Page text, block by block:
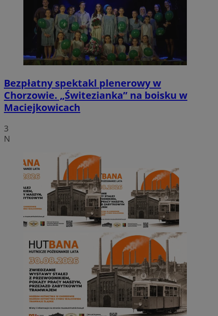
Bezpłatny spektakl plenerowy w
Chorzowie. „Świtezianka” na boisku w
Maciejkowicach
3
N